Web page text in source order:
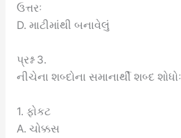
ઉત્તરઃ
D. માટીમાંથી બનાવેલું
પ્રશ્ન 3.
નીચેના શબ્દોના સમાનાર્થી શબ્દ શોધોઃ
1. ફોકટ
A. ચોક્કસ